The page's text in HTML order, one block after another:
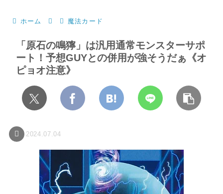
ホーム 魔法カード
「原石の鳴獰」は汎用通常モンスターサポ
ート！予想GUYとの併用が強そうだぁ《オ
ピョオ注意》
2024.07.04